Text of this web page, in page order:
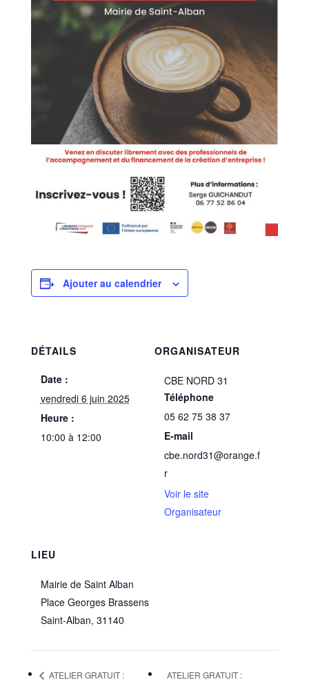
Ajouter au calendrier
DÉTAILS
Date :
vendredi 6 juin 2025
Heure :
10:00 à 12:00
LIEU
Mairie de Saint Alban
Place Georges Brassens
Saint-Alban, 31140
ORGANISATEUR
CBE NORD 31
Téléphone
05 62 75 38 37
E-mail
cbe.nord31@orange.f
r
Voir le site
Organisateur
ATELIER GRATUIT :
ATELIER GRATUIT :